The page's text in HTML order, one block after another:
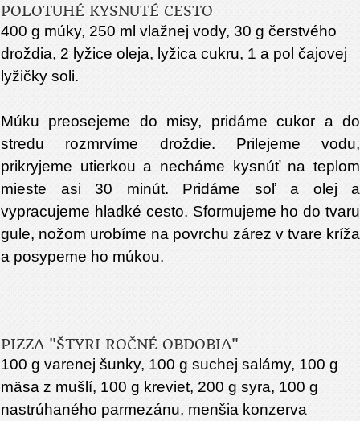
POLOTUHÉ KYSNUTÉ CESTO
400 g múky, 250 ml vlažnej vody, 30 g čerstvého
droždia, 2 lyžice oleja, lyžica cukru, 1 a pol čajovej
lyžičky soli.
Múku preosejeme do misy, pridáme cukor a do
stredu rozmrvíme droždie. Prilejeme vodu,
prikryjeme utierkou a necháme kysnúť na teplom
mieste asi 30 minút. Pridáme soľ a olej a
vypracujeme hladké cesto. Sformujeme ho do tvaru
gule, nožom urobíme na povrchu zárez v tvare kríža
a posypeme ho múkou.
PIZZA "ŠTYRI ROČNÉ OBDOBIA"
100 g varenej šunky, 100 g suchej salámy, 100 g
mäsa z mušlí, 100 g kreviet, 200 g syra, 100 g
nastrúhaného parmezánu, menšia konzerva